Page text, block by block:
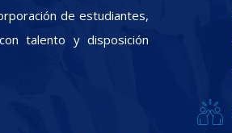
de estudiantes,
talento y disposición